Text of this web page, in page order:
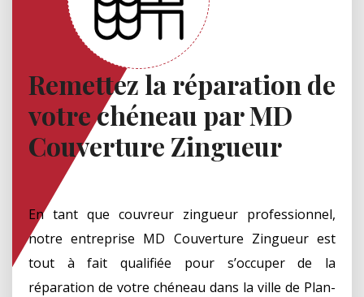
Remettez la réparation de
votre chéneau par MD
Couverture Zingueur
En tant que couvreur zingueur professionnel,
notre entreprise MD Couverture Zingueur est
tout à fait qualifiée pour s’occuper de la
réparation de votre chéneau dans la ville de Plan-